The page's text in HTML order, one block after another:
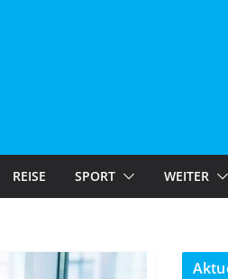
REISE SPORT WEITER